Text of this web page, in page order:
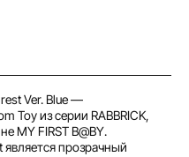
Ver. Blue —
Toy из серии RABBRICK,
MY FIRST B@BY.
прозрачный
покупки
— тремя
две недели.
Через
4 недели
Через
6 недель